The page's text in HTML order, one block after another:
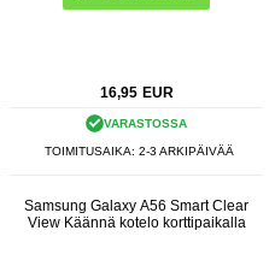
16,95 EUR
VARASTOSSA
TOIMITUSAIKA: 2-3 ARKIPÄIVÄÄ
Samsung Galaxy A56 Smart Clear
View Käännä kotelo korttipaikalla